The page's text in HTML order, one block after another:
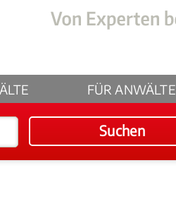
FÜR ANWÄLTE
Suchen